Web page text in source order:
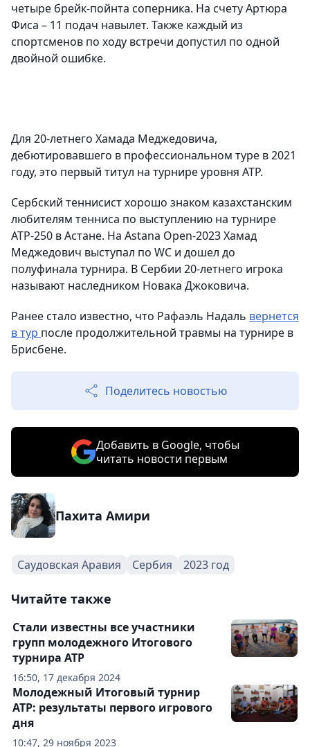
четыре брейк-пойнта соперника. На счету Артюра
Фиса – 11 подач навылет. Также каждый из
спортсменов по ходу встречи допустил по одной
двойной ошибке.
Для 20-летнего Хамада Меджедовича,
дебютировавшего в профессиональном туре в 2021
году, это первый титул на турнире уровня ATP.
Сербский теннисист хорошо знаком казахстанским
любителям тенниса по выступлению на турнире
АТР-250 в Астане. На Astana Open-2023 Хамад
Меджедович выступал по WC и дошел до
полуфинала турнира. В Сербии 20-летнего игрока
называют наследником Новака Джоковича.
Ранее стало известно, что Рафаэль Надаль вернется
в тур после продолжительной травмы на турнире в
Брисбене.
Поделитесь новостью
Добавить в Google, чтобы
читать новости первым
Пахита Амири
Саудовская Аравия Сербия 2023 год
Читайте также
16:50, 17 декабря 2024
Стали известны все участники
групп молодежного Итогового
турнира ATP
10:47, 29 ноября 2023
Молодежный Итоговый турнир
ATP: результаты первого игрового
дня